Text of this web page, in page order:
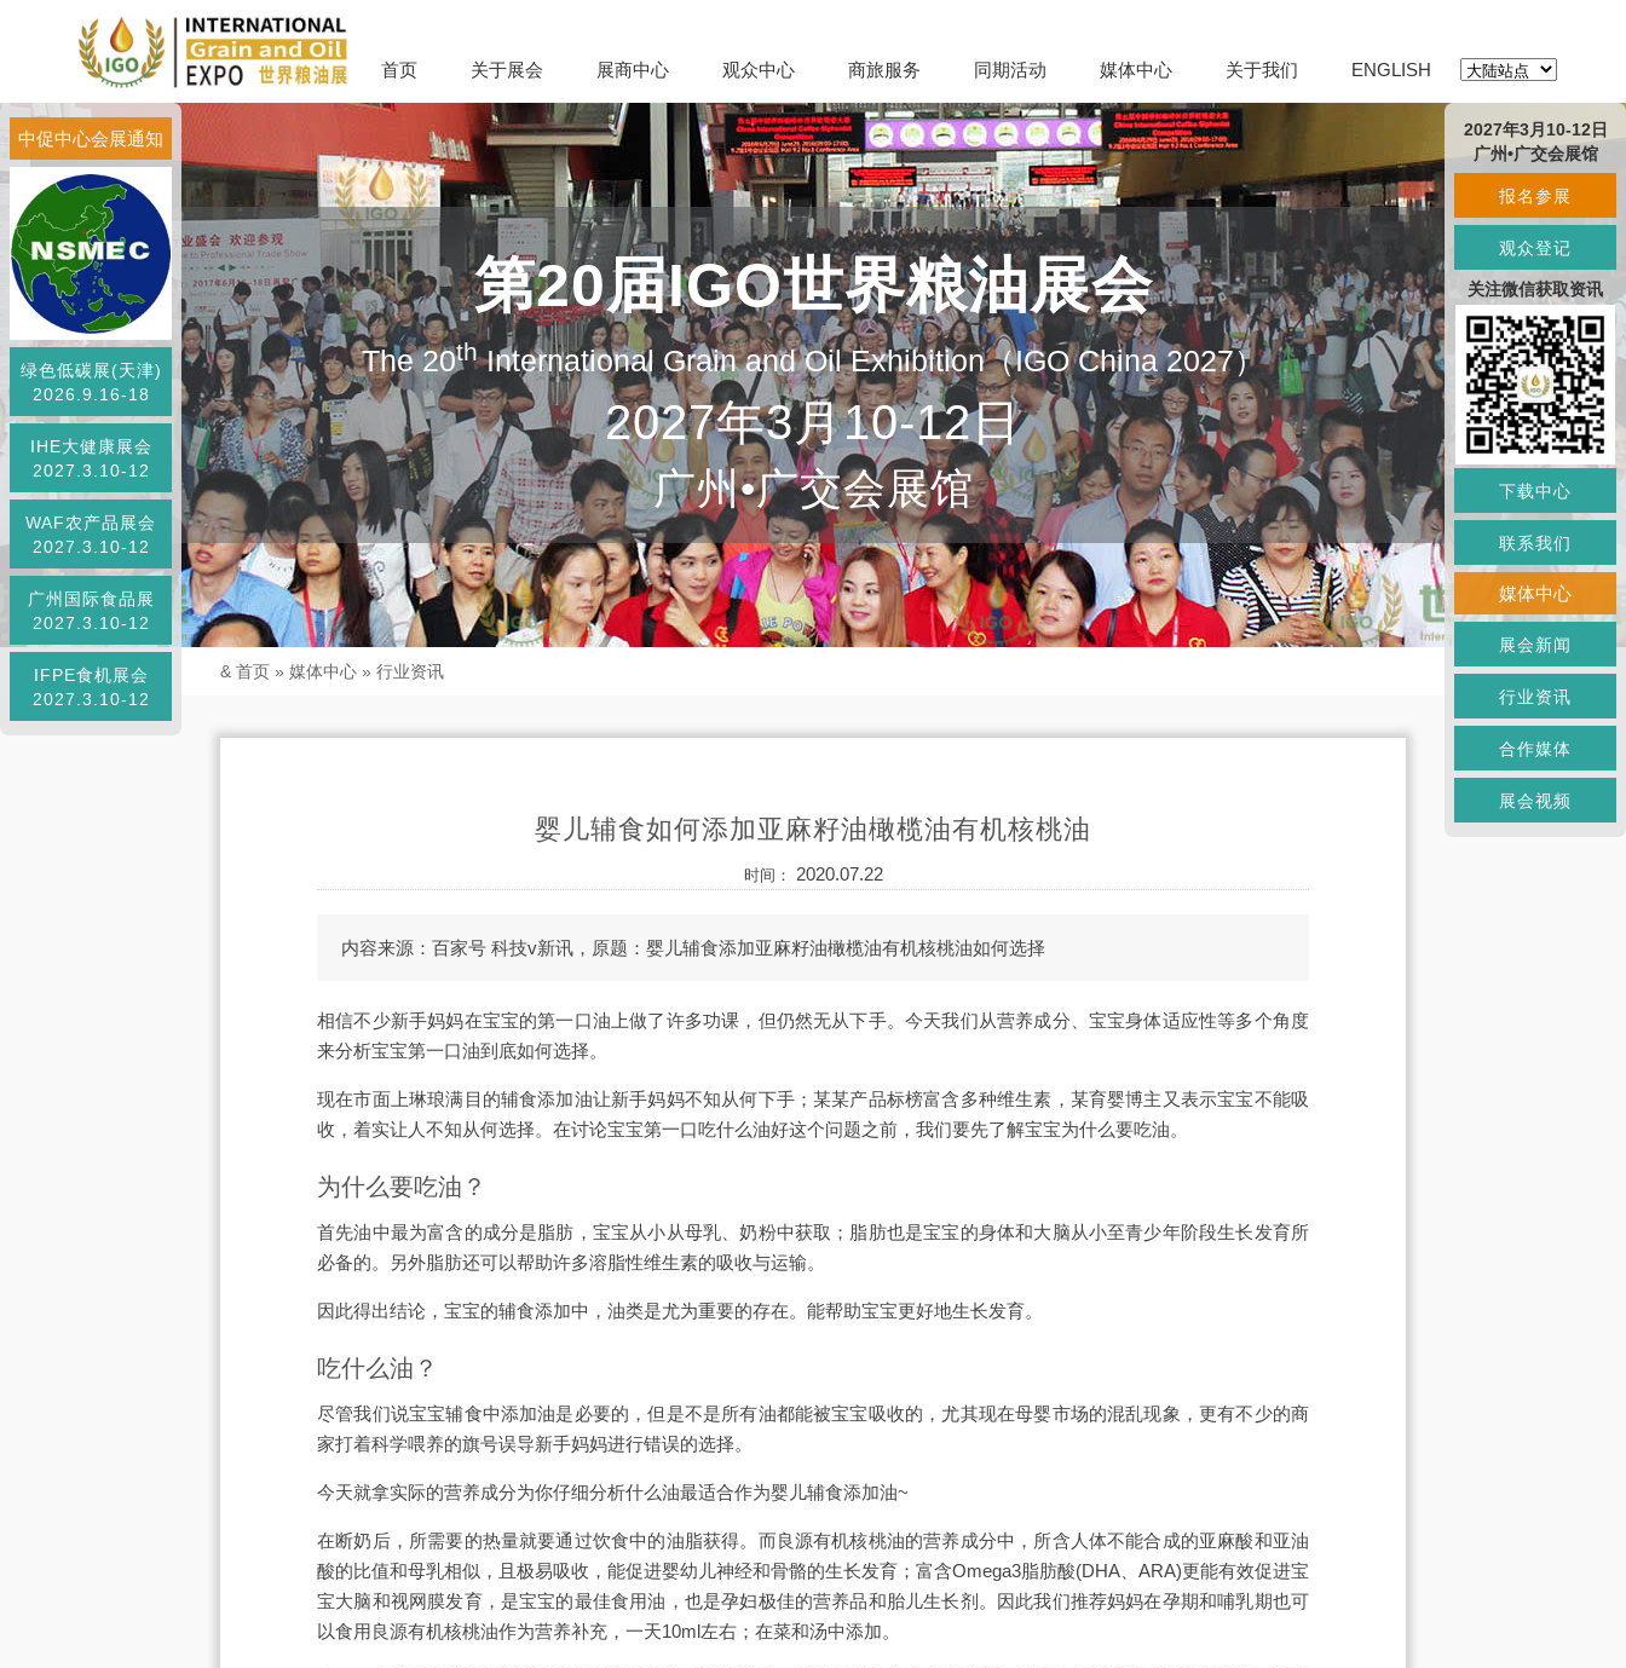
首页 关于展会 展商中心 观众中心 商旅服务 同期活动 媒体中心 关于我们 ENGLISH
第20届IGO世界粮油展会
The 20thInternational Grain and Oil Exhibition（IGO China 2027）
2027年3月10-12日
广州•广交会展馆
中促中心会展通知
绿色低碳展(天津)
2026.9.16-18
IHE大健康展会
2027.3.10-12
WAF农产品展会
2027.3.10-12
广州国际食品展
2027.3.10-12
IFPE食机展会
2027.3.10-12
& 首页 » 媒体中心 » 行业资讯
婴儿辅食如何添加亚麻籽油橄榄油有机核桃油
时间： 2020.07.22
内容来源：百家号 科技v新讯，原题：婴儿辅食添加亚麻籽油橄榄油有机核桃油如何选择
相信不少新手妈妈在宝宝的第一口油上做了许多功课，但仍然无从下手。今天我们从营养成分、宝宝身体适应性等多个角度
来分析宝宝第一口油到底如何选择。
现在市面上琳琅满目的辅食添加油让新手妈妈不知从何下手；某某产品标榜富含多种维生素，某育婴博主又表示宝宝不能吸
收，着实让人不知从何选择。在讨论宝宝第一口吃什么油好这个问题之前，我们要先了解宝宝为什么要吃油。
为什么要吃油？
首先油中最为富含的成分是脂肪，宝宝从小从母乳、奶粉中获取；脂肪也是宝宝的身体和大脑从小至青少年阶段生长发育所
必备的。另外脂肪还可以帮助许多溶脂性维生素的吸收与运输。
因此得出结论，宝宝的辅食添加中，油类是尤为重要的存在。能帮助宝宝更好地生长发育。
吃什么油？
尽管我们说宝宝辅食中添加油是必要的，但是不是所有油都能被宝宝吸收的，尤其现在母婴市场的混乱现象，更有不少的商
家打着科学喂养的旗号误导新手妈妈进行错误的选择。
今天就拿实际的营养成分为你仔细分析什么油最适合作为婴儿辅食添加油~
在断奶后，所需要的热量就要通过饮食中的油脂获得。而良源有机核桃油的营养成分中，所含人体不能合成的亚麻酸和亚油
酸的比值和母乳相似，且极易吸收，能促进婴幼儿神经和骨骼的生长发育；富含Omega3脂肪酸(DHA、ARA)更能有效促进宝
宝大脑和视网膜发育，是宝宝的最佳食用油，也是孕妇极佳的营养品和胎儿生长剂。因此我们推荐妈妈在孕期和哺乳期也可
以食用良源有机核桃油作为营养补充，一天10ml左右；在菜和汤中添加。
2027年3月10-12日
广州•广交会展馆
报名参展
观众登记
关注微信获取资讯
下载中心
联系我们
媒体中心
展会新闻
行业资讯
合作媒体
展会视频